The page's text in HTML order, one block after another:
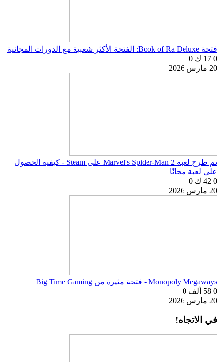
فتحة Book of Ra Deluxe: الفتحة الأكثر شعبية مع الدورات المجانية
0 17 ك
0
20 مارس 2026
تم طرح لعبة Marvel's Spider-Man 2 على Steam - كيفية الحصول
على لعبة مجانًا
0 42 ك
0
20 مارس 2026
Monopoly Megaways - فتحة مثيرة من Big Time Gaming
0 58 ألف
0
20 مارس 2026
في الاتجاه!